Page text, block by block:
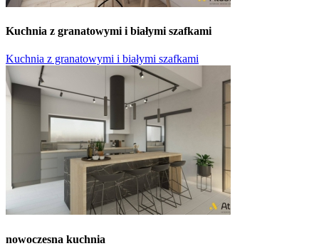
Kuchnia z granatowymi i białymi szafkami
Kuchnia z granatowymi i białymi szafkami
nowoczesna kuchnia